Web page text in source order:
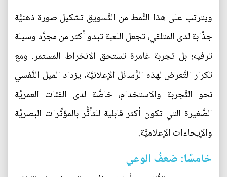
ويترتب على هذا النَّمط من التَّسويق تشكيل صورة ذهنيَّة
جذَّابة لدى المتلقي، تجعل اللعبة تبدو أكثر من مجرَّد وسيلة
ترفيه؛ بل تجربة غامرة تستحق الانخراط المستمر. ومع
تكرار التَّعرض لهذه الرَّسائل الإعلانيَّة، يزداد الميل النَّفسي
نحو التَّجربة والاستخدام، خاصَّة لدى الفئات العمريَّة
الصَّغيرة التي تكون أكثر قابلية للتأثُّر بالمؤثِّرات البصريَّة
والإيحاءات الإعلاميَّة.
خامسًا: ضعفُ الوعي